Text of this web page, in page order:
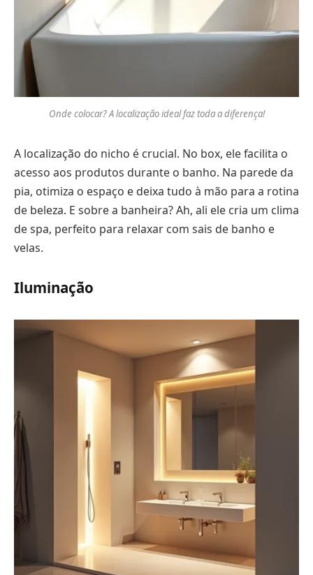
Onde colocar? A localização ideal faz toda a diferença!
A localização do nicho é crucial. No box, ele facilita o
acesso aos produtos durante o banho. Na parede da
pia, otimiza o espaço e deixa tudo à mão para a rotina
de beleza. E sobre a banheira? Ah, ali ele cria um clima
de spa, perfeito para relaxar com sais de banho e
velas.
Iluminação